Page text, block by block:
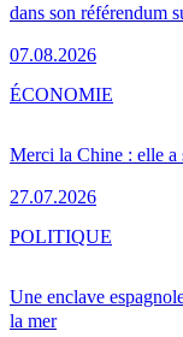
dans son référendum
07.08.2026
Merci la Chine : elle a
27.07.2026
ÉCONOMIE
Une enclave
la mer
POLITIQUE